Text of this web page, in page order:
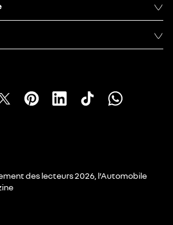
des lecteurs 2026, l’Automobile